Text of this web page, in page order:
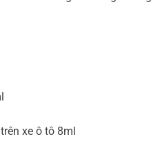
xe ô tô 8ml